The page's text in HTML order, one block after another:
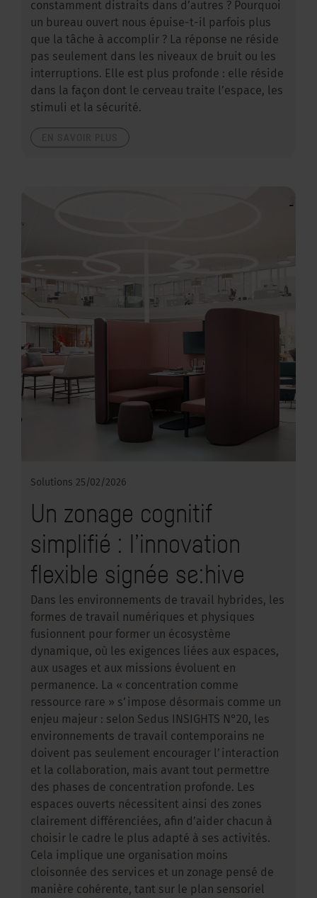
constamment distraits dans d’autres ? Pourquoi
un bureau ouvert nous épuise-t-il parfois plus
que la tâche à accomplir ? La réponse ne réside
pas seulement dans les niveaux de bruit ou les
interruptions. Elle est plus profonde : elle réside
dans la façon dont le cerveau traite l’espace, les
stimuli et la sécurité.
Solutions 25/02/2026
Un zonage cognitif
simplifié : l’innovation
flexible signée se:hive
Dans les environnements de travail hybrides, les
formes de travail numériques et physiques
fusionnent pour former un écosystème
dynamique, où les exigences liées aux espaces,
aux usages et aux missions évoluent en
permanence. La « concentration comme
ressource rare » s’impose désormais comme un
enjeu majeur : selon Sedus INSIGHTS N°20, les
environnements de travail contemporains ne
doivent pas seulement encourager l’interaction
et la collaboration, mais avant tout permettre
des phases de concentration profonde. Les
espaces ouverts nécessitent ainsi des zones
clairement différenciées, afin d’aider chacun à
choisir le cadre le plus adapté à ses activités.
Cela implique une organisation moins
cloisonnée des services et un zonage pensé de
manière cohérente, tant sur le plan sensoriel